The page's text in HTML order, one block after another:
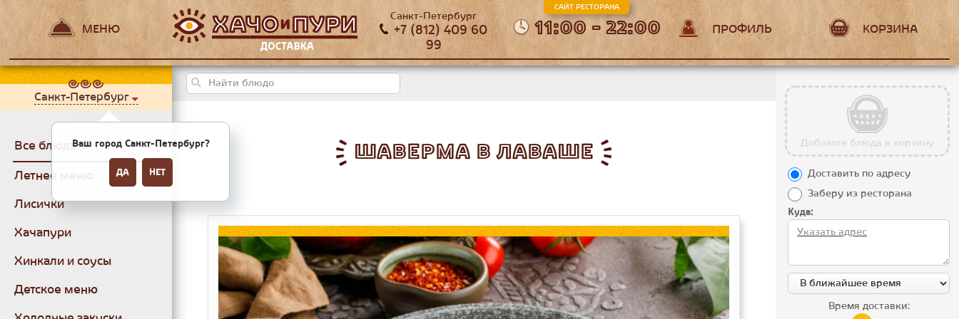
МЕНЮ
Санкт-Петербург
+7 (812) 409 60
99
САЙТ РЕСТОРАНА
11:00 - 22:00 ПРОФИЛЬ КОРЗИНА
Санкт-Петербург
Ваш город Санкт-Петербург?
ДА НЕТ
Все блюда
Летнее меню
Лисички
Хачапури
Хинкали и соусы
Детское меню
ШАВЕРМА В ЛАВАШЕ Добавьте блюда в корзину
Доставить по адресу
Заберу из ресторана
Куда:
Время доставки: